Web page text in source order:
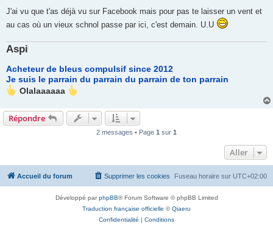
s
a
J'ai vu que t'as déjà vu sur Facebook mais pour pas te laisser un vent et
au cas où un vieux schnol passe par ici, c'est demain. U.U
Aspi
Acheteur de bleus compulsif since 2012
Je suis le parrain du parrain du parrain de ton parrain
Olalaaaaaa
Répondre
2 messages • Page 1 sur 1
Aller
Accueil du forum Fuseau horaire sur UTC+02:00
Supprimer les cookies
Développé parphpBB® Forum Software © phpBB Limited
Traduction française officielle ©Qiaeru
Confidentialité | Conditions